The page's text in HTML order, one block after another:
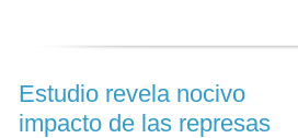
Estudio revela nocivo
impacto de las represas